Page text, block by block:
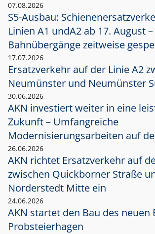
07.08.2026
S5-Ausbau:
Linien A1 undA2 ab 17. August –
Bahnübergänge zeitweise
17.07.2026
Ersatzverkehr auf der Linie A2
Neumünster und Neumünster
30.06.2026
AKN investiert weiter in eine
Zukunft – Umfangreiche
Modernisierungsarbeiten auf
26.06.2026
AKN richtet Ersatzverkehr auf
zwischen Quickborner Straße
Norderstedt Mitte ein
24.06.2026
AKN startet den Bau des neuen
Probsteierhagen